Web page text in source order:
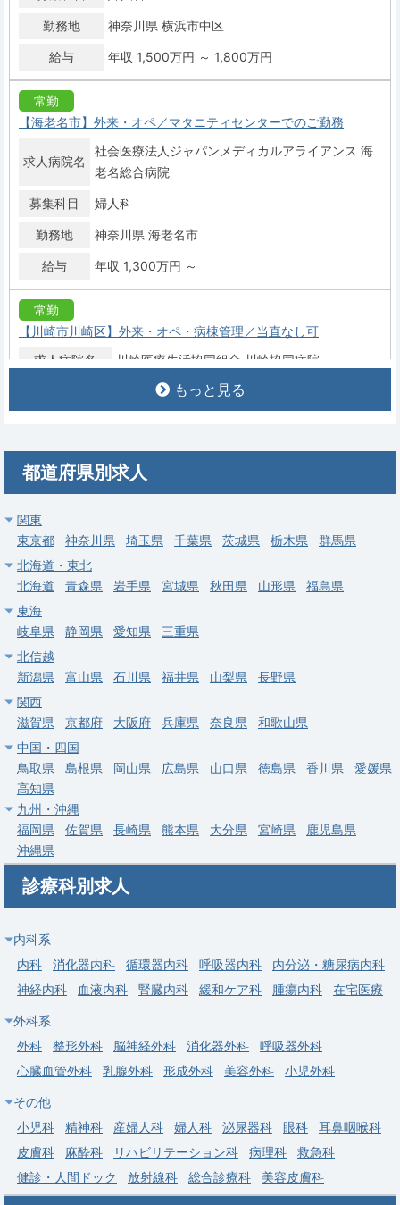
勤務地 神奈川県 横浜市中区
給与 年収 1,500万円 ～ 1,800万円
常勤
【海老名市】外来・オペ／マタニティセンターでのご勤務
求人病院名
社会医療法人ジャパンメディカルアライアンス 海
老名総合病院
募集科目 婦人科
勤務地 神奈川県 海老名市
給与 年収 1,300万円 ～
常勤
【川崎市川崎区】外来・オペ・病棟管理／当直なし可
求人病院名
川崎医療生活協同組合 川崎協同病院
給与 年収 1,500万円 ～
常勤
【横浜市旭区】外来・病棟管理／基幹病院
求人病院名
医療法人社団明芳会 横浜旭中央総合病院
募集科目 婦人科
給与 年収 1,300万円 ～
常勤
【厚木市】外来・病棟管理・手術／婦人科常勤募集
募集科目 婦人科
勤務地
給与 年収 1,000万円 ～ 2,000万円
【厚木市】健診センターでのご勤務
求人病院名
募集科目 婦人科
給与 年収 1,000万円 ～
もっと見る
都道府県別求人
関東
東京都
神奈川県 埼玉県 千葉県 茨城県 栃木県
群馬県
北海道・東北
北海道
青森県 岩手県 宮城県 秋田県 山形県
福島県
東海
岐阜県
静岡県 愛知県
三重県
北信越
新潟県
富山県 石川県 福井県 山梨県
長野県
関西
滋賀県
京都府 大阪府 兵庫県 奈良県
和歌山県
中国・四国
鳥取県
島根県 岡山県 広島県 山口県 徳島県 香川県
愛媛県
高知県
九州・沖縄
福岡県
佐賀県 長崎県 熊本県 大分県 宮崎県
鹿児島県
沖縄県
診療科別求人
内科系
内科
消化器内科 循環器内科 呼吸器内科
内分泌・糖尿病内科
神経内科
血液内科 腎臓内科 緩和ケア科 腫瘍内科 在宅医療
外科系
外科
整形外科 脳神経外科 消化器外科
呼吸器外科
心臓血管外科
乳腺外科 形成外科 美容外科 小児外科
その他
小児科
精神科 産婦人科 婦人科 泌尿器科 眼科
耳鼻咽喉科
皮膚科
麻酔科 リハビリテーション科 病理科
救急科
健診・人間ドック
放射線科 総合診療科 美容皮膚科